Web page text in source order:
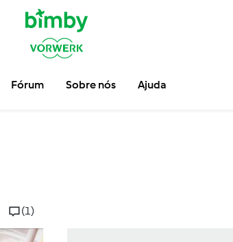
Fórum Sobre nós Ajuda
(1)